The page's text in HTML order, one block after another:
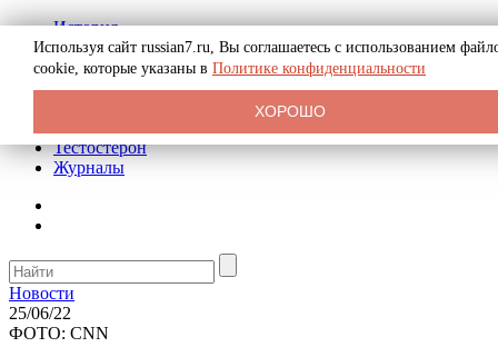
История
Биография
Криминал
Реклама на сайте
Тестостерон
Журналы
Новости
25/06/22
ФОТО: CNN
Используя сайт russian7.ru, Вы соглашаетесь с использованием
cookie, которые указаны в Политике конфиденциальности
ХОРОШО